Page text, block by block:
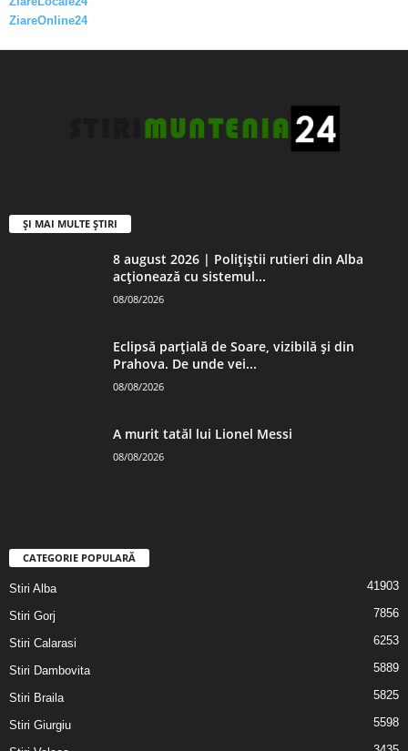
ZiareOnline24
ȘI MAI MULTE ȘTIRI
8 august 2026 | Polițiștii rutieri din Alba
acționează cu sistemul...
08/08/2026
Eclipsă parțială de Soare, vizibilă și din
Prahova. De unde vei...
08/08/2026
A murit tatăl lui Lionel Messi
08/08/2026
CATEGORIE POPULARĂ
Stiri Alba 41903
Stiri Gorj 7856
Stiri Calarasi 6253
Stiri Dambovita 5889
Stiri Braila 5825
Stiri Giurgiu 5598